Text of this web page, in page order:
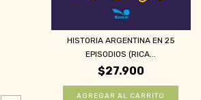
HISTORIA ARGENTINA EN 25
EPISODIOS (RICA...
$27.900